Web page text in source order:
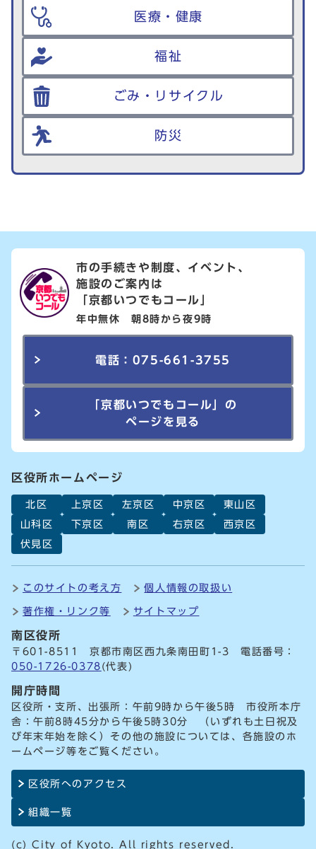
医療・健康
福祉
ごみ・リサイクル
防災
市の手続きや制度、イベント、
施設のご案内は
「京都いつでもコール」
年中無休 朝8時から夜9時
電話：075-661-3755
「京都いつでもコール」の
ページを見る
区役所ホームページ
北区 上京区 左京区 中京区
東山区
山科区
下京区 南区 右京区
西京区
伏見区
このサイトの考え方 個人情報の取扱い
著作権・リンク等 サイトマップ
南区役所
〒601-8511 京都市南区西九条南田町1-3 電話番号：
050-1726-0378 (代表)
開庁時間
区役所・支所、出張所：午前9時から午後5時 市役所本庁
舎：午前8時45分から午後5時30分 （いずれも土日祝及
び年末年始を除く）その他の施設については、各施設のホ
ームページ等をご覧ください。
区役所へのアクセス
組織一覧
(c) City of Kyoto. All rights reserved.